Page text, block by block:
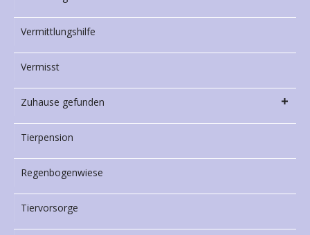
Vermittlungshilfe
Vermisst
Zuhause gefunden
Tierpension
Regenbogenwiese
Tiervorsorge